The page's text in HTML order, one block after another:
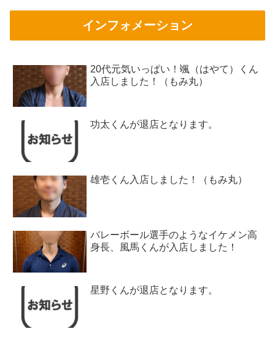
インフォメーション
20代元気いっぱい！颯（はやて）くん
入店しました！（もみ丸）
功太くんが退店となります。
雄壱くん入店しました！（もみ丸）
バレーボール選手のようなイケメン高
身長、風馬くんが入店しました！
星野くんが退店となります。